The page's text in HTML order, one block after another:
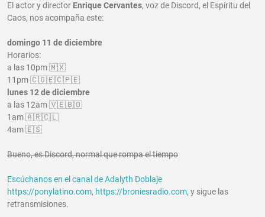
El actor y director Enrique Cervantes, voz de Discord, el Espíritu del
Caos, nos acompaña este:
domingo 11 de diciembre
Horarios:
a las 10pm 🇲🇽
11pm 🇨🇴🇪🇨🇵🇪
lunes 12 de diciembre
a las 12am 🇻🇪🇧🇴
1am 🇦🇷🇨🇱
4am 🇪🇸
Bueno, es Discord, normal que rompa el tiempo
Escúchanos en el canal de Adalyth Doblaje
https://ponylatino.com, https://broniesradio.com, y sigue las
retransmisiones.